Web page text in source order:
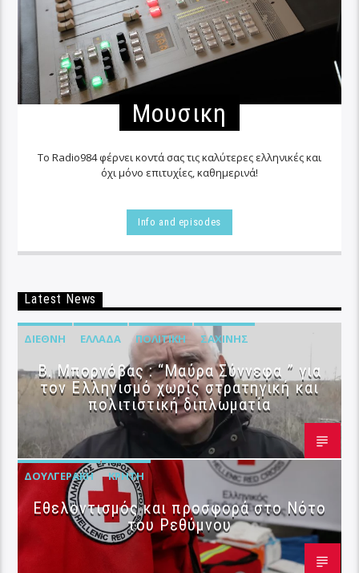
Μουσικη
Το Radio984 φέρνει κοντά σας τις καλύτερες ελληνικές και
όχι μόνο επιτυχίες, καθημερινά!
Info and episodes
Latest News
ΔΙΕΘΝΉ ΕΛΛΆΔΑ ΠΟΛΙΤΙΚΉ ΣΑΧΊΝΗΣ
B. Μπορνόβας : “Μαύρα Σύννεφα ” για
τον Ελληνισμό χωρίς στρατηγική και
πολιτιστική διπλωματία
ΔΟΥΛΓΕΡΆΚΗ ΚΡΉΤΗ
Εθελοντισμός και προσφορά στο Νότο
του Ρεθύμνου